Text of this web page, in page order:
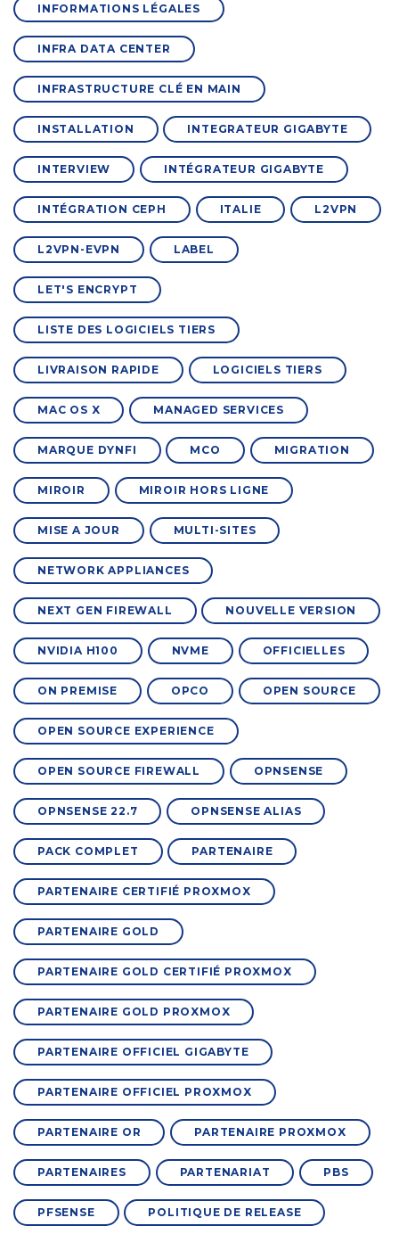
INFORMATIONS LÉGALES
INFRA DATA CENTER
INFRASTRUCTURE CLÉ EN MAIN
INSTALLATION INTEGRATEUR GIGABYTE
INTERVIEW INTÉGRATEUR GIGABYTE
INTÉGRATION CEPH ITALIE L2VPN
L2VPN-EVPN LABEL
LET'S ENCRYPT
LISTE DES LOGICIELS TIERS
LIVRAISON RAPIDE LOGICIELS TIERS
MAC OS X MANAGED SERVICES
MARQUE DYNFI MCO MIGRATION
MIROIR MIROIR HORS LIGNE
MISE A JOUR MULTI-SITES
NETWORK APPLIANCES
NEXT GEN FIREWALL NOUVELLE VERSION
NVIDIA H100 NVME OFFICIELLES
ON PREMISE OPCO OPEN SOURCE
OPEN SOURCE EXPERIENCE
OPEN SOURCE FIREWALL OPNSENSE
OPNSENSE 22.7 OPNSENSE ALIAS
PACK COMPLET PARTENAIRE
PARTENAIRE CERTIFIÉ PROXMOX
PARTENAIRE GOLD
PARTENAIRE GOLD CERTIFIÉ PROXMOX
PARTENAIRE GOLD PROXMOX
PARTENAIRE OFFICIEL GIGABYTE
PARTENAIRE OFFICIEL PROXMOX
PARTENAIRE OR PARTENAIRE PROXMOX
PARTENAIRES PARTENARIAT PBS
PFSENSE POLITIQUE DE RELEASE